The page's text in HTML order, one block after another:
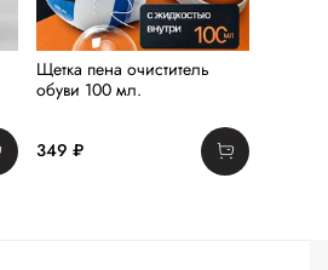
Щетка пена очиститель
обуви 100 мл.
349 ₽